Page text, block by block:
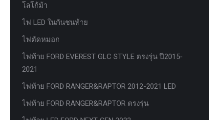
โลโก้ม้า
ไฟ LED ในกันชนท้าย
ไฟตัดหมอก
ไฟท้าย FORD EVEREST GLC STYLE ตรงรุ่น ปี2015-
2021
ไฟท้าย FORD RANGER&RAPTOR 2012-2021 LED
ไฟท้าย FORD RANGER&RAPTOR ตรงรุ่น